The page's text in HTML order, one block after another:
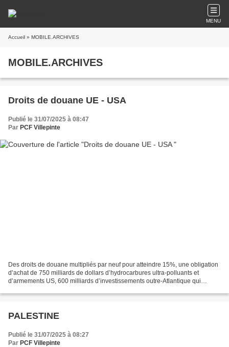
MENU
Accueil » MOBILE.ARCHIVES
MOBILE.ARCHIVES
Droits de douane UE - USA
Publié le 31/07/2025 à 08:47
Par PCF Villepinte
Des droits de douane multipliés par neuf pour atteindre 15%, une obligation
d’achat de 750 milliards de dollars d’hydrocarbures ultra-polluants et
d’armements US, 600 milliards d’investissements outre-Atlantique qui
PALESTINE
Publié le 31/07/2025 à 08:27
Par PCF Villepinte